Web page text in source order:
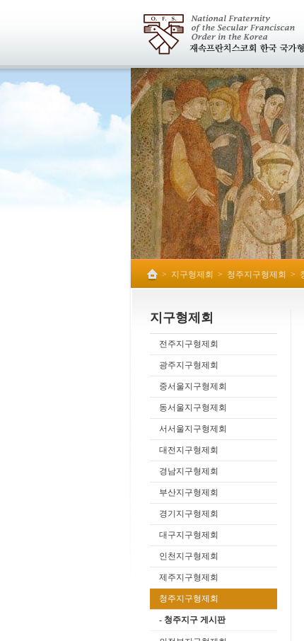
> 지구형제회 > 청주지구형제회 >
지구형제회
전주지구형제회
광주지구형제회
중서울지구형제회
동서울지구형제회
서서울지구형제회
대전지구형제회
경남지구형제회
부산지구형제회
경기지구형제회
대구지구형제회
인천지구형제회
제주지구형제회
청주지구형제회
- 청주지구 게시판